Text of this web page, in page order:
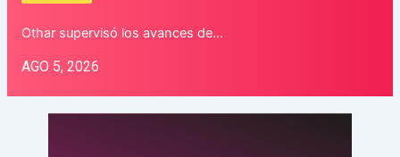
Othar supervisó los avances de…
AGO 5, 2026